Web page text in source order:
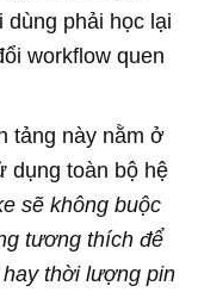
phải học lại
workflow quen
tảng này nằm ở
dụng toàn bộ hệ
sẽ không buộc
tương thích để
thời lượng pin